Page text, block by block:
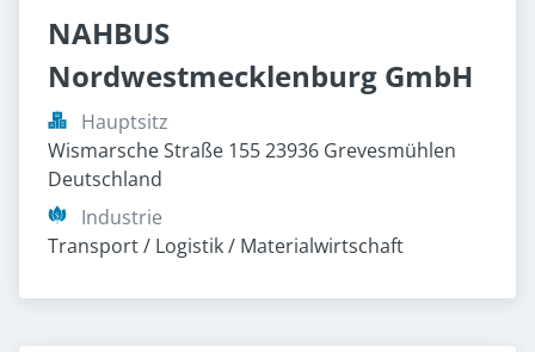
NAHBUS
Nordwestmecklenburg GmbH
Hauptsitz
Wismarsche Straße 155 23936 Grevesmühlen
Deutschland
Industrie
Transport / Logistik / Materialwirtschaft